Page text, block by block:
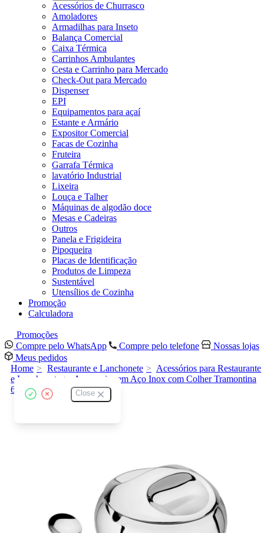
Acessórios de Churrasco
Amoladores
Armadilhas para Inseto
Balança Comercial
Caixa Térmica
Carrinhos Ambulantes
Cesta e Carrinho para Mercado
Check-Out para Mercado
Dispenser
EPI
Equipamentos para açaí
Estante e Armário
Expositor Comercial
Facas de Cozinha
Fruteira
Garrafa Térmica
lavatório Industrial
Lixeira
Louça e Talher
Máquinas de algodão doce
Mesas e Cadeiras
Outros
Panela e Frigideira
Pipoqueira
Placas de Identificação
Produtos de Limpeza
Sustentável
Utensílios de Cozinha
Promoção
Calculadora
Promoções
Compre pelo WhatsApp
Compre pelo telefone
Nossas lojas
Meus pedidos
Close
Home Restaurante e Lanchonete
Acessórios para Restaurante
e Lanchonete
Açucareiro em Aço Inox com Colher Tramontina
64400500